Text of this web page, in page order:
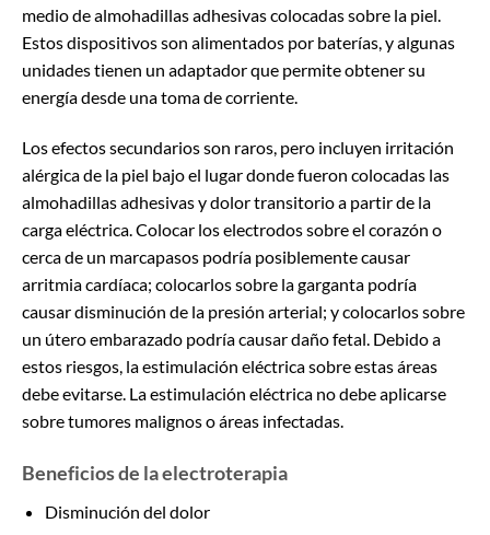
medio de almohadillas adhesivas colocadas sobre la piel.
Estos dispositivos son alimentados por baterías, y algunas
unidades tienen un adaptador que permite obtener su
energía desde una toma de corriente.
Los efectos secundarios son raros, pero incluyen irritación
alérgica de la piel bajo el lugar donde fueron colocadas las
almohadillas adhesivas y dolor transitorio a partir de la
carga eléctrica. Colocar los electrodos sobre el corazón o
cerca de un marcapasos podría posiblemente causar
arritmia cardíaca; colocarlos sobre la garganta podría
causar disminución de la presión arterial; y colocarlos sobre
un útero embarazado podría causar daño fetal. Debido a
estos riesgos, la estimulación eléctrica sobre estas áreas
debe evitarse. La estimulación eléctrica no debe aplicarse
sobre tumores malignos o áreas infectadas.
Beneficios de la electroterapia
Disminución del dolor